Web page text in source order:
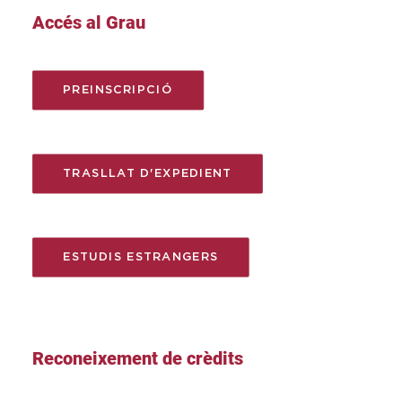
Accés al Grau
PREINSCRIPCIÓ
TRASLLAT D'EXPEDIENT
ESTUDIS ESTRANGERS
Reconeixement de crèdits